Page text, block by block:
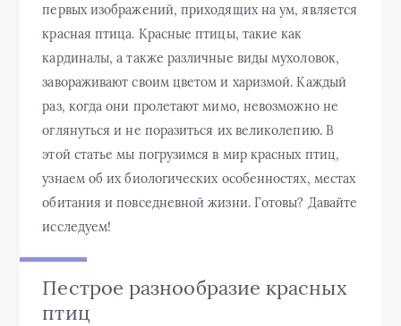
первых изображений, приходящих на ум, является
красная птица. Красные птицы, такие как
кардиналы, а также различные виды мухоловок,
завораживают своим цветом и харизмой. Каждый
раз, когда они пролетают мимо, невозможно не
оглянуться и не поразиться их великолепию. В
этой статье мы погрузимся в мир красных птиц,
узнаем об их биологических особенностях, местах
обитания и повседневной жизни. Готовы? Давайте
исследуем!
Пестрое разнообразие красных
птиц